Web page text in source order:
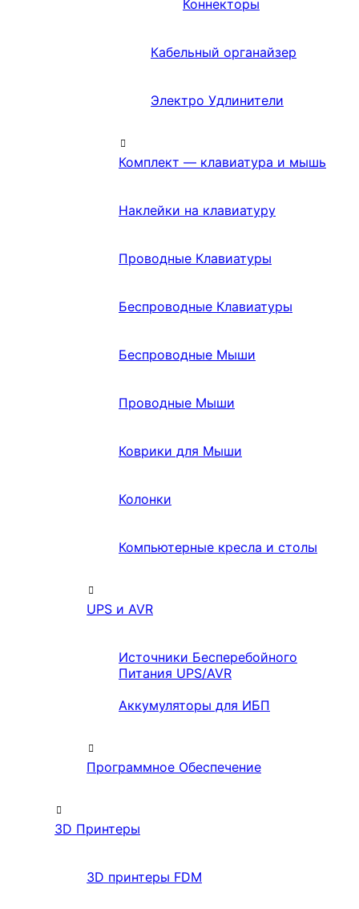
Коннекторы
Кабельный органайзер
Электро Удлинители
Комплект — клавиатура и мышь
Наклейки на клавиатуру
Проводные Клавиатуры
Беспроводные Клавиатуры
Беспроводные Мыши
Проводные Мыши
Коврики для Мыши
Колонки
Компьютерные кресла и столы
UPS и AVR
Источники Бесперебойного
Питания UPS/AVR
Аккумуляторы для ИБП
Программное Обеспечение
3D Принтеры
3D принтеры FDM